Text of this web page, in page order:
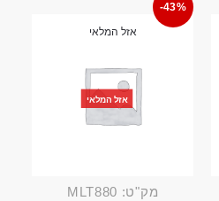
-43%
אזל המלאי
אזל המלאי
מק"ט: MLT880